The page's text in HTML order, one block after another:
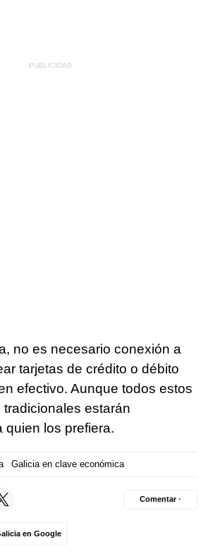
no es necesario conexión a
tarjetas de crédito o débito
efectivo. Aunque todos estos
estarán
quien los prefiera.
Galicia en clave económica
en Google
Comentar ·